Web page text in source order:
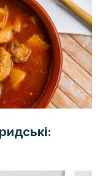
personal,
y ambiente:
en diferentes
integrativo y
de Buenos